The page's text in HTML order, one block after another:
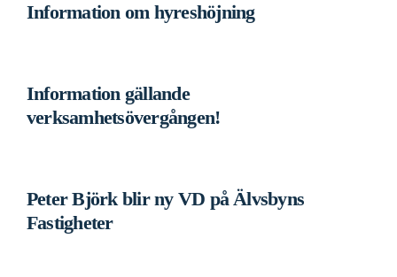
Information om hyreshöjning
Information gällande
verksamhetsövergången!
Peter Björk blir ny VD på Älvsbyns
Fastigheter